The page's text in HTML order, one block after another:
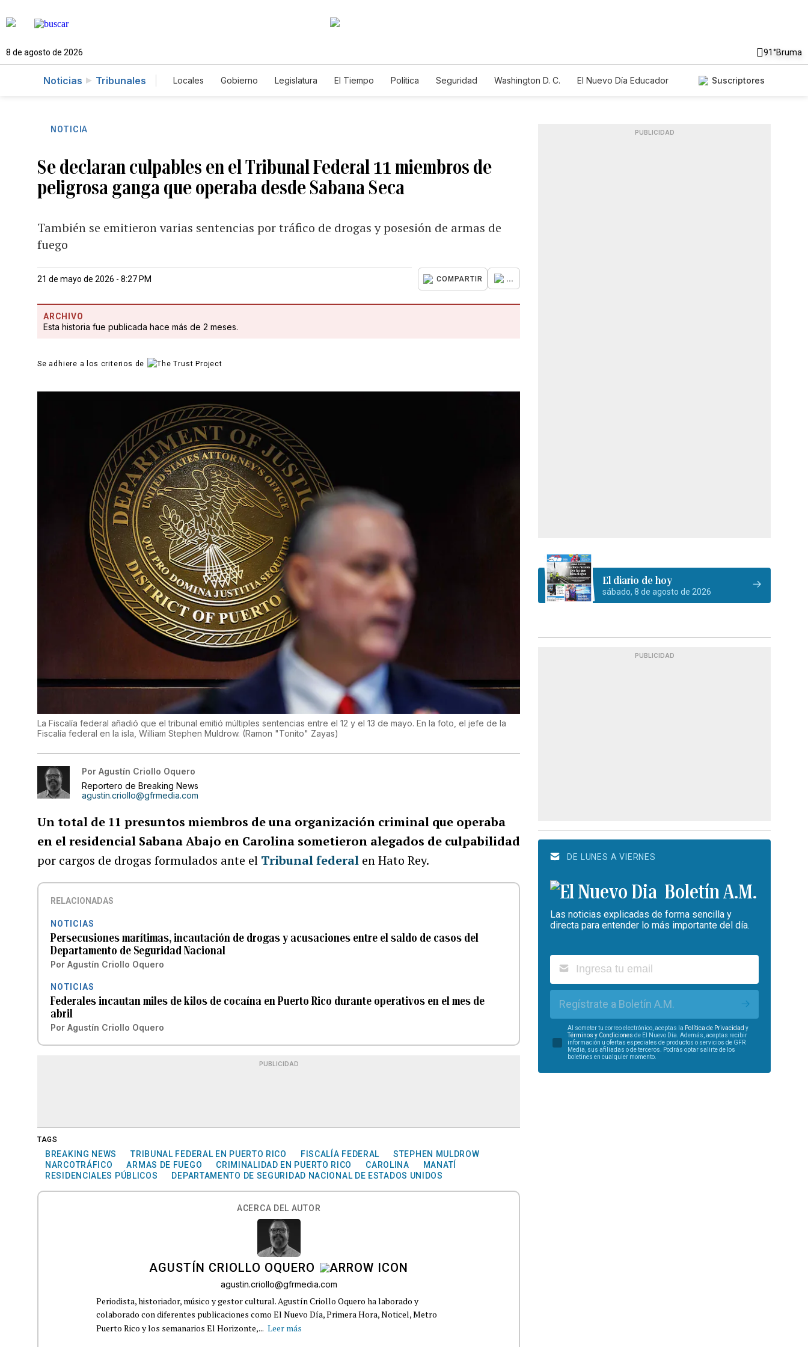
8 de agosto de 2026 91°Bruma
Noticias Tribunales Locales Gobierno Legislatura El Tiempo Política Seguridad Washington D. C.
El Nuevo Día Educador
Suscriptores
NOTICIA
Se declaran culpables en el Tribunal Federal 11 miembros de
peligrosa ganga que operaba desde Sabana Seca
También se emitieron varias sentencias por tráfico de drogas y posesión de armas de
fuego
21 de mayo de 2026 - 8:27 PM COMPARTIR ...
ARCHIVO
Esta historia fue publicada hace más de 2 meses.
Se adhiere a los criterios de
La Fiscalía federal añadió que el tribunal emitió múltiples sentencias entre el 12 y el 13 de mayo. En la foto, el jefe de la
Fiscalía federal en la isla, William Stephen Muldrow. (Ramon "Tonito" Zayas)
Por Agustín Criollo Oquero
Reportero de Breaking News
agustin.criollo@gfrmedia.com
Un total de 11 presuntos miembros de una organización criminal que operaba
en el residencial Sabana Abajo en Carolina sometieron alegados de culpabilidad
por cargos de drogas formulados ante el Tribunal federal en Hato Rey.
RELACIONADAS
NOTICIAS
Persecusiones marítimas, incautación de drogas y acusaciones entre el saldo de casos del
Departamento de Seguridad Nacional
Por Agustín Criollo Oquero
NOTICIAS
Federales incautan miles de kilos de cocaína en Puerto Rico durante operativos en el mes de
abril
Por Agustín Criollo Oquero
PUBLICIDAD
TAGS
BREAKING NEWS TRIBUNAL FEDERAL EN PUERTO RICO FISCALÍA FEDERAL
STEPHEN MULDROW
NARCOTRÁFICO
ARMAS DE FUEGO CRIMINALIDAD EN PUERTO RICO CAROLINA
MANATÍ
RESIDENCIALES PÚBLICOS
DEPARTAMENTO DE SEGURIDAD NACIONAL DE ESTADOS UNIDOS
ACERCA DEL AUTOR
AGUSTÍN CRIOLLO OQUERO
agustin.criollo@gfrmedia.com
Periodista, historiador, músico y gestor cultural. Agustín Criollo Oquero ha laborado y
colaborado con diferentes publicaciones como El Nuevo Día, Primera Hora, Noticel, Metro
Puerto Rico y los semanarios El Horizonte,... Leer más
PUBLICIDAD
El diario de hoy
sábado, 8 de agosto de 2026
PUBLICIDAD
DE LUNES A VIERNES
Boletín A.M.
Las noticias explicadas de forma sencilla y
directa para entender lo más importante del día.
Regístrate a Boletín A.M.
Al someter tu correo electrónico, aceptas la Política de Privacidad y
Términos y Condiciones de El Nuevo Día. Además, aceptas recibir
información u ofertas especiales de productos o servicios de GFR
Media, sus afiliadas o de terceros. Podrás optar salirte de los
boletines en cualquier momento.